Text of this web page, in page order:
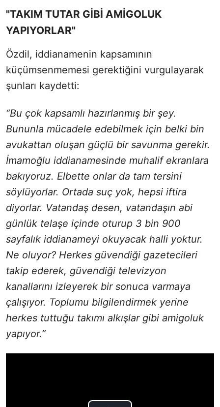
"TAKIM TUTAR GİBİ AMİGOLUK
YAPIYORLAR"
Özdil, iddianamenin kapsamının
küçümsenmemesi gerektiğini vurgulayarak
şunları kaydetti:
“Bu çok kapsamlı hazırlanmış bir şey.
Bununla mücadele edebilmek için belki bin
avukattan oluşan güçlü bir savunma gerekir.
İmamoğlu iddianamesinde muhalif ekranlara
bakıyoruz. Elbette onlar da tam tersini
söylüyorlar. Ortada suç yok, hepsi iftira
diyorlar. Vatandaş desen, vatandaşın abi
günlük telaşe içinde oturup 3 bin 900
sayfalık iddianameyi okuyacak halli yoktur.
Ne oluyor? Herkes güvendiği gazetecileri
takip ederek, güvendiği televizyon
kanallarını izleyerek bir sonuca varmaya
çalışıyor. Toplumu bilgilendirmek yerine
herkes tuttuğu takımı alkışlar gibi amigoluk
yapıyor.”